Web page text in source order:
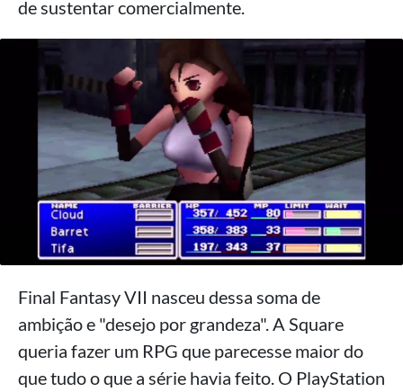
de sustentar comercialmente.
Final Fantasy VII nasceu dessa soma de
ambição e "desejo por grandeza". A Square
queria fazer um RPG que parecesse maior do
que tudo o que a série havia feito. O PlayStation